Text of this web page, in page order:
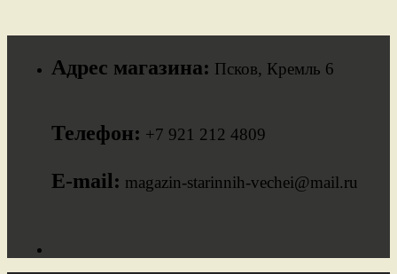
Адрес магазина: Псков, Кремль 6
Телефон: +7 921 212 4809
E-mail: magazin-starinnih-vechei@mail.ru